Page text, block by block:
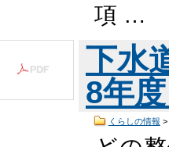
項 …
下水
8年
くらしの情報 >